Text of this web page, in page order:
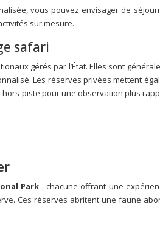
vous pouvez envisager de
sur mesure.
safari
gérés par l’État. Elles sont
Les réserves privées mettent
piste pour une observation plus
Park , chacune offrant une
Ces réserves abritent une faune